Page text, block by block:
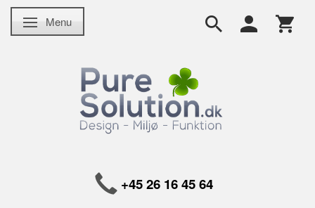
Skifte navigation
Menu
+45 26 16 45 64